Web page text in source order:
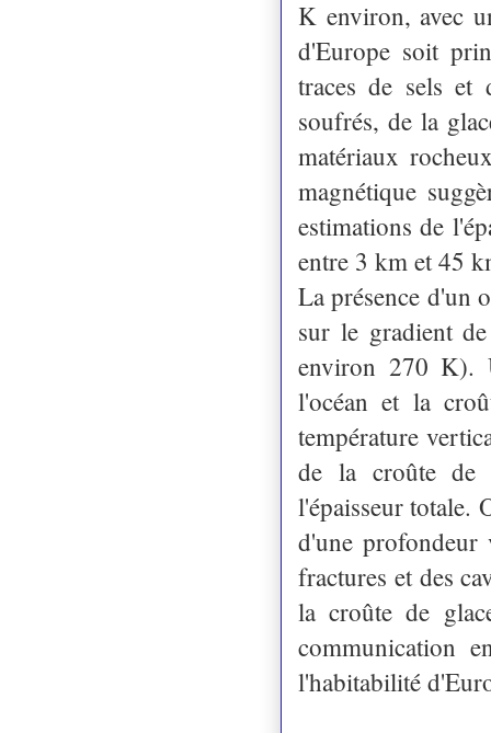
K environ, avec
d'Europe soit
traces de sels et
soufrés, de la
matériaux
magnétique
estimations de
entre 3 km et 45
La présence d'un
sur le gradient
environ 270 K).
l'océan et la
température
de la croûte de
l'épaisseur totale.
d'une profondeur
fractures et des
la croûte de
communication
l'habitabilité